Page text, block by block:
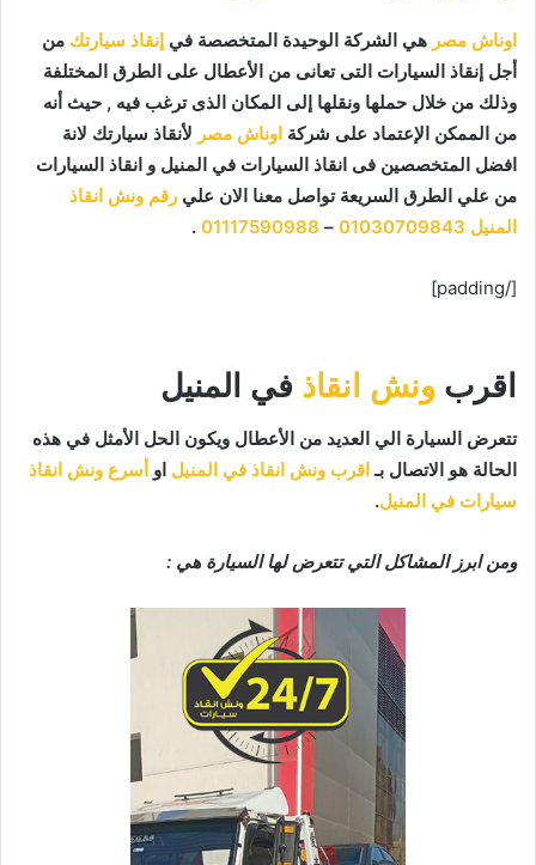
اوناش مصر هي الشركة الوحيدة المتخصصة في إنقاذ سيارتك من
أجل إنقاذ السيارات التى تعانى من الأعطال على الطرق المختلفة
وذلك من خلال حملها ونقلها إلى المكان الذى ترغب فيه , حيث أنه
من الممكن الإعتماد على شركة اوناش مصر لأنقاذ سيارتك لانة
افضل المتخصصين فى انقاذ السيارات في المنيل و انقاذ السيارات
من علي الطرق السريعة تواصل معنا الان علي رقم ونش انقاذ
المنيل 01030709843
–
01117590988
.
[/padding]
اقرب ونش انقاذ في المنيل
تتعرض السيارة الي العديد من الأعطال ويكون الحل الأمثل في هذه
الحالة هو الاتصال بـاقرب ونش انقاذ في المنيل او أسرع ونش انقاذ
سيارات في المنيل.
ومن ابرز المشاكل التي تتعرض لها السيارة هي :